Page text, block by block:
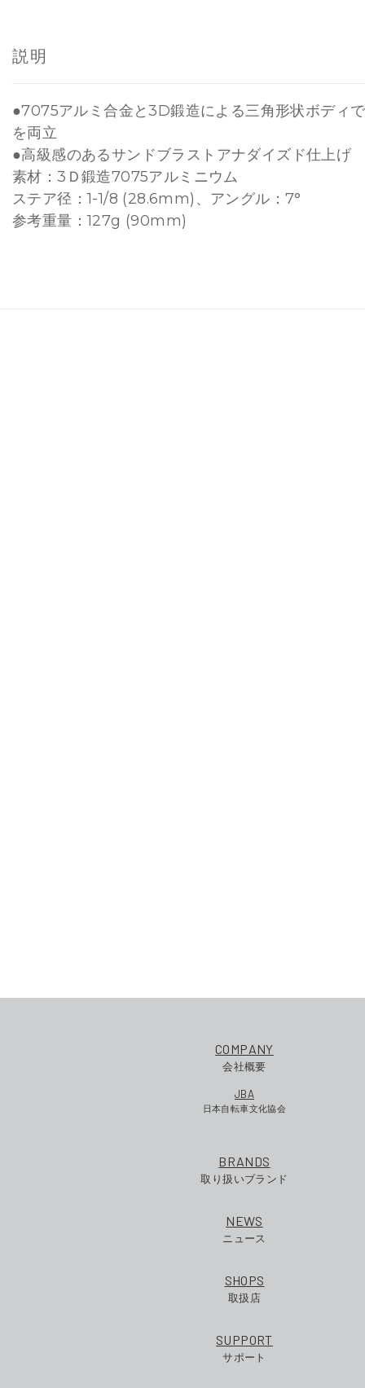
説明
●7075アルミ合金と3D鍛造による三角形状ボディ
を両立
●高級感のあるサンドブラストアナダイズド仕上げ
素材：3Ｄ鍛造7075アルミニウム
ステア径：1-1/8 (28.6mm)、アングル：7°
参考重量：127g (90mm)
COMPANY
会社概要
JBA
日本自転車文化協会
BRANDS
取り扱いブランド
NEWS
ニュース
SHOPS
取扱店
SUPPORT
サポート